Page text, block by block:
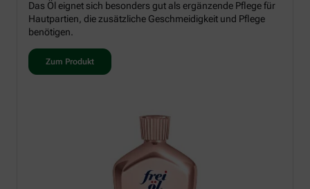
Das Öl eignet sich besonders gut als ergänzende Pflege für
Hautpartien, die zusätzliche Geschmeidigkeit und Pflege
benötigen.
Zum Produkt